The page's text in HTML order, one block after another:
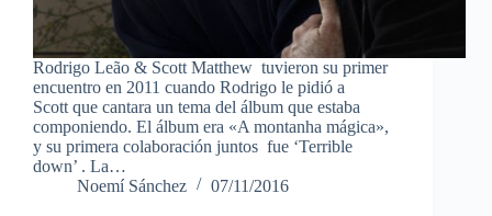
Rodrigo Leão & Scott Matthew tuvieron su primer
encuentro en 2011 cuando Rodrigo le pidió a
Scott que cantara un tema del álbum que estaba
componiendo. El álbum era «A montanha mágica»,
y su primera colaboración juntos fue ‘Terrible
down’ . La…
Noemí Sánchez
07/11/2016